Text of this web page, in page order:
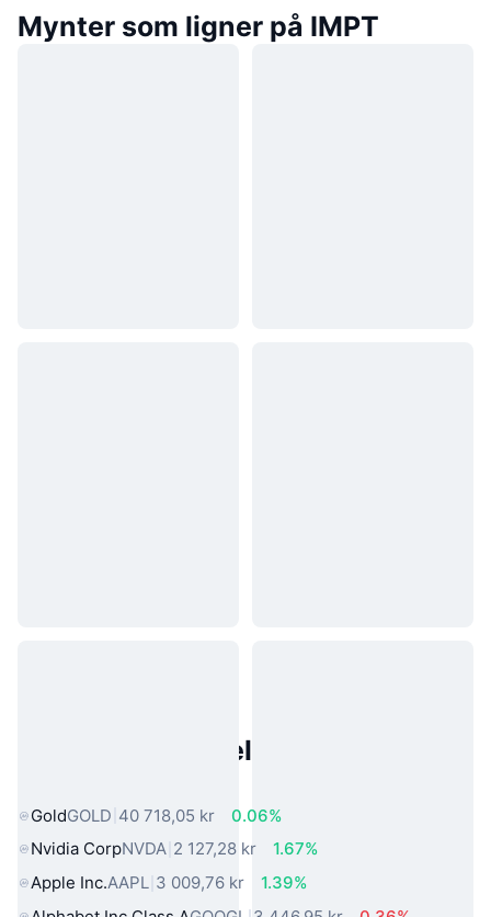
Mynter som ligner på IMPT
Populære eiendeler fra den
GoldGOLD 40 718,05 kr
0.06%
Nvidia CorpNVDA 2 127,28 kr
1.67%
Apple Inc.AAPL 3 009,76 kr
1.39%